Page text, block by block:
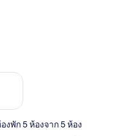
าห์หน้า ส.ค. 14 - ส.ค. 16
งพัก 5 ห้องจาก 5 ห้อง